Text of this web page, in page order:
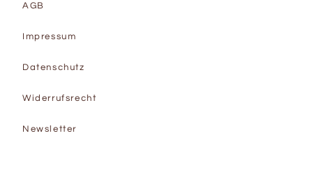
AGB
Impressum
Datenschutz
Widerrufsrecht
Newsletter